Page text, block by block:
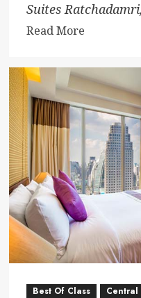
Suites
Read MoreRead
about
Hotel
And
Resort
Best
Class
2025-
2026
Best Of Class Central